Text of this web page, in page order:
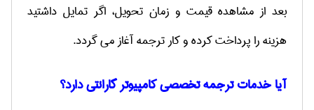
بعد از مشاهده قیمت و زمان تحویل، اگر تمایل داشتید
هزینه را پرداخت کرده و کار ترجمه آغاز می گردد.
آیا خدمات ترجمه تخصصی کامپیوتر گارانتی دارد؟